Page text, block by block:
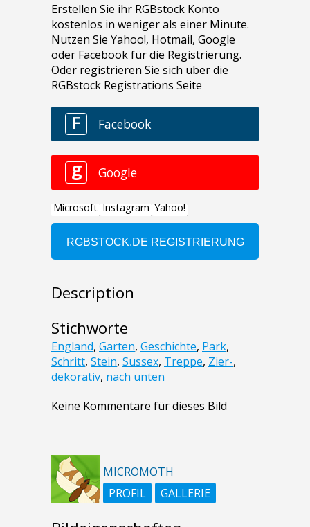
Description
Stichworte
England, Garten, Geschichte, Park,
Schritt, Stein, Sussex, Treppe, Zier-,
dekorativ, nach unten
Keine Kommentare für dieses Bild
MICROMOTH
PROFIL
GALLERIE